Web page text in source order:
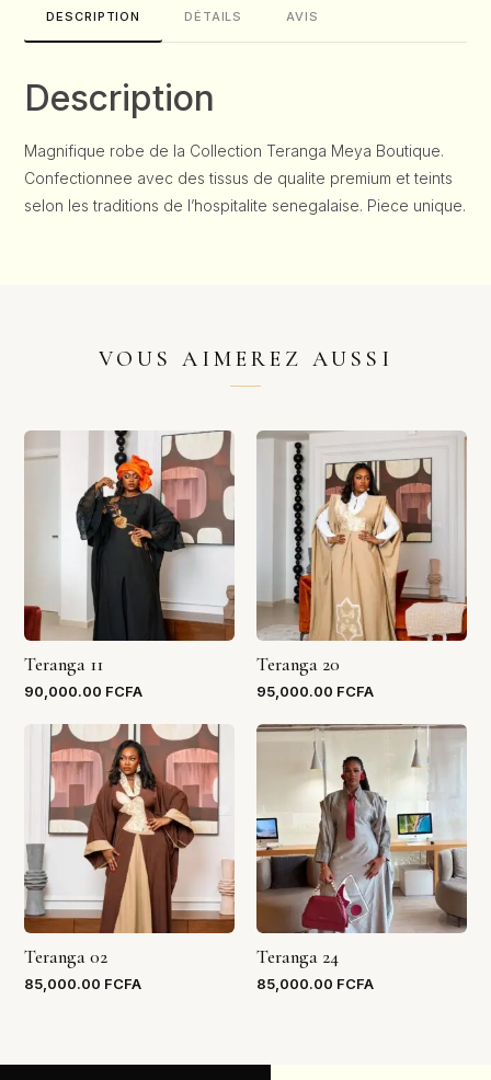
DESCRIPTION DÉTAILS AVIS
Description
Magnifique robe de la Collection Teranga Meya Boutique.
Confectionnee avec des tissus de qualite premium et teints
selon les traditions de l’hospitalite senegalaise. Piece unique.
VOUS AIMEREZ AUSSI
Teranga 11
90,000.00 FCFA
Teranga 20
95,000.00 FCFA
Teranga 02
85,000.00 FCFA
Teranga 24
85,000.00 FCFA